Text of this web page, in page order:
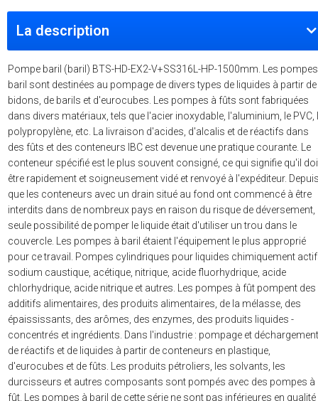
La description
Pompe baril (baril) BTS-HD-EX2-V+SS316L-HP-1500mm. Les
baril sont destinées au pompage de divers types de liquides à partir de
bidons, de barils et d'eurocubes. Les pompes à fûts sont fabriquées
dans divers matériaux, tels que l'acier inoxydable, l'aluminium, le PVC,
polypropylène, etc. La livraison d'acides, d'alcalis et de réactifs dans
des fûts et des conteneurs IBC est devenue une pratique courante. Le
conteneur spécifié est le plus souvent consigné, ce qui signifie qu'il
être rapidement et soigneusement vidé et renvoyé à l'expéditeur.
que les conteneurs avec un drain situé au fond ont commencé à être
interdits dans de nombreux pays en raison du risque de déversement,
seule possibilité de pomper le liquide était d'utiliser un trou dans le
couvercle. Les pompes à baril étaient l'équipement le plus approprié
pour ce travail. Pompes cylindriques pour liquides chimiquement
sodium caustique, acétique, nitrique, acide fluorhydrique, acide
chlorhydrique, acide nitrique et autres. Les pompes à fût pompent des
additifs alimentaires, des produits alimentaires, de la mélasse, des
épaississants, des arômes, des enzymes, des produits liquides -
concentrés et ingrédients. Dans l'industrie : pompage et déchargement
de réactifs et de liquides à partir de conteneurs en plastique,
d'eurocubes et de fûts. Les produits pétroliers, les solvants, les
durcisseurs et autres composants sont pompés avec des pompes à
fût. Les pompes à baril de cette série ne sont pas inférieures en qualité